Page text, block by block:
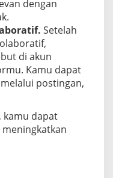
dengan
Setelah
di akun
Kamu dapat
postingan,
kamu dapat